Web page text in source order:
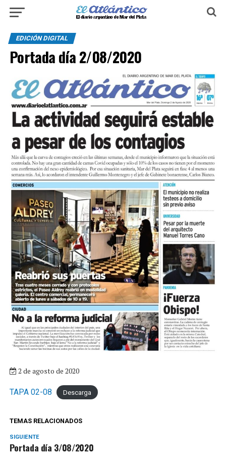
EDICIÓN DIGITAL
Portada día 2/08/2020
2 de agosto de 2020
TAPA 02-08 Descarga
TEMAS RELACIONADOS
SIGUIENTE
Portada día 3/08/2020